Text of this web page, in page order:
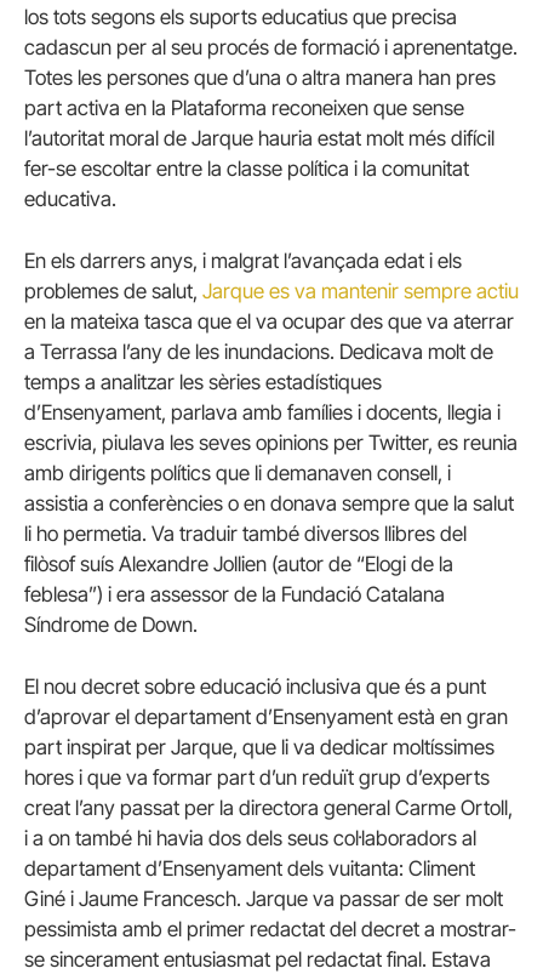
los tots segons els suports educatius que precisa
cadascun per al seu procés de formació i aprenentatge.
Totes les persones que d’una o altra manera han pres
part activa en la Plataforma reconeixen que sense
l’autoritat moral de Jarque hauria estat molt més difícil
fer-se escoltar entre la classe política i la comunitat
educativa.
En els darrers anys, i malgrat l’avançada edat i els
problemes de salut, Jarque es va mantenir sempre actiu
en la mateixa tasca que el va ocupar des que va aterrar
a Terrassa l’any de les inundacions. Dedicava molt de
temps a analitzar les sèries estadístiques
d’Ensenyament, parlava amb famílies i docents, llegia i
escrivia, piulava les seves opinions per Twitter, es reunia
amb dirigents polítics que li demanaven consell, i
assistia a conferències o en donava sempre que la salut
li ho permetia. Va traduir també diversos llibres del
filòsof suís Alexandre Jollien (autor de “Elogi de la
feblesa”) i era assessor de la Fundació Catalana
Síndrome de Down.
El nou decret sobre educació inclusiva que és a punt
d’aprovar el departament d’Ensenyament està en gran
part inspirat per Jarque, que li va dedicar moltíssimes
hores i que va formar part d’un reduït grup d’experts
creat l’any passat per la directora general Carme Ortoll,
i a on també hi havia dos dels seus col·laboradors al
departament d’Ensenyament dels vuitanta: Climent
Giné i Jaume Francesch. Jarque va passar de ser molt
pessimista amb el primer redactat del decret a mostrar-
se sincerament entusiasmat pel redactat final. Estava